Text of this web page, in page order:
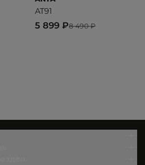
AT91
8 490 ₽
5 899 ₽